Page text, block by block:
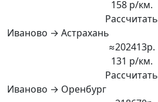
158 р/км.
Рассчитать
Иваново → Астрахань
≈202413р.
131 р/км.
Рассчитать
Иваново → Оренбург